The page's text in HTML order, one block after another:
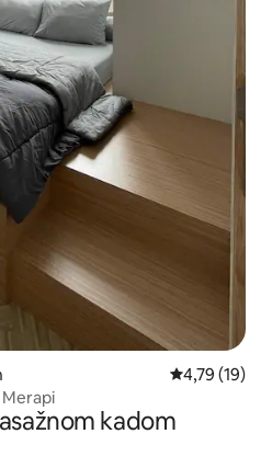
Prosječna
4,79 (19)
kadom